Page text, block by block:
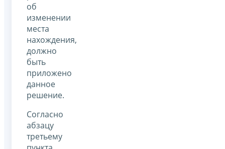
об
изменении
места
нахождения,
должно
быть
приложено
данное
решение.
Согласно
абзацу
третьему